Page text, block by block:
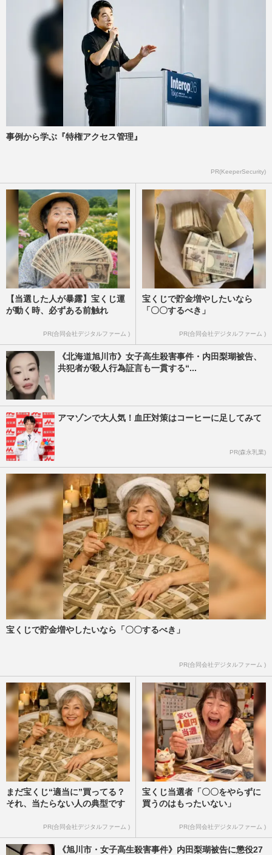
事例から学ぶ『特権アクセス管理』
PR(KeeperSecurity)
【当選した人が暴露】宝くじ運
が動く時、必ずある前触れ
PR(合同会社デジタルファーム )
宝くじで貯金増やしたいなら
「〇〇するべき」
PR(合同会社デジタルファーム )
《北海道旭川市》女子高生殺害事件・内田梨瑚被告、
共犯者が殺人行為証言も一貫する“...
アマゾンで大人気！血圧対策はコーヒーに足してみて
PR(森永乳業)
宝くじで貯金増やしたいなら「〇〇するべき」
PR(合同会社デジタルファーム )
まだ宝くじ“適当に”買ってる？
それ、当たらない人の典型です
PR(合同会社デジタルファーム )
宝くじ当選者「〇〇をやらずに
買うのはもったいない」
PR(合同会社デジタルファーム )
《旭川市・女子高生殺害事件》内田梨瑚被告に懲役27